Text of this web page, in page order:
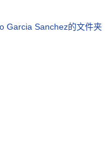
Garcia Sanchez的文件夹